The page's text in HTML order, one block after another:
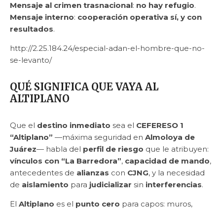
Mensaje al crimen trasnacional: no hay refugio.
Mensaje interno: cooperación operativa sí, y con
resultados.
http://2.25.184.24/especial-adan-el-hombre-que-no-
se-levanto/
QUÉ SIGNIFICA QUE VAYA AL
ALTIPLANO
Que el destino inmediato sea el CEFERESO 1
“Altiplano” —máxima seguridad en Almoloya de
Juárez— habla del perfil de riesgo que le atribuyen:
vínculos con “La Barredora”, capacidad de mando,
antecedentes de alianzas con CJNG, y la necesidad
de aislamiento para judicializar sin interferencias.
El Altiplano es el punto cero para capos: muros,